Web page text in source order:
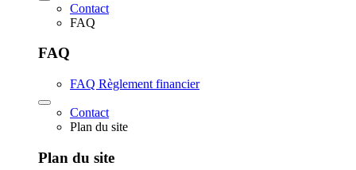
Contact
FAQ
FAQ
FAQ Règlement financier
Contact
Plan du site
Plan du site